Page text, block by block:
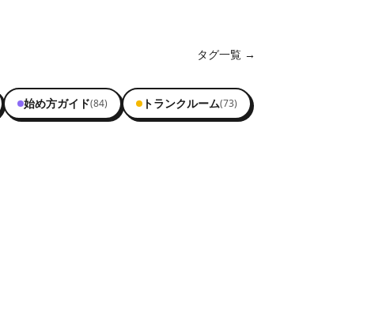
タグ一覧 →
始め方ガイド(84) トランクルーム(73)